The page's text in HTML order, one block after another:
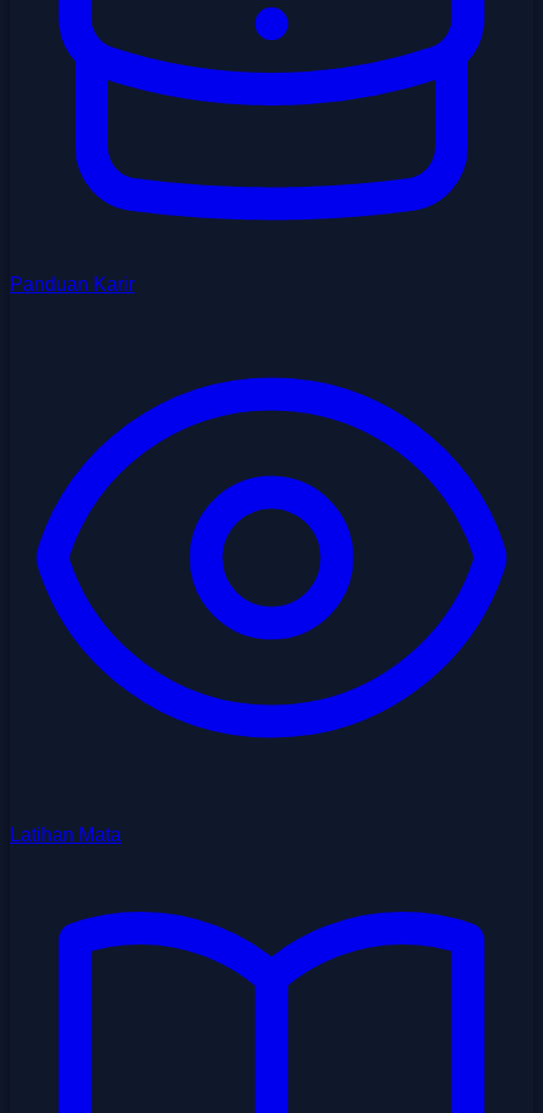
Panduan Karir
Latihan Mata